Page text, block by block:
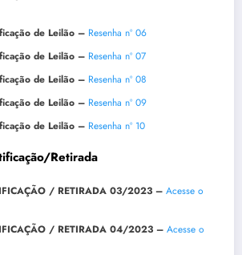
de Leilão – Resenha nº 06
de Leilão – Resenha nº 07
de Leilão – Resenha nº 08
de Leilão – Resenha nº 09
de Leilão – Resenha nº 10
Retirada
/ RETIRADA 03/2023 – Acesse o
/ RETIRADA 04/2023 – Acesse o